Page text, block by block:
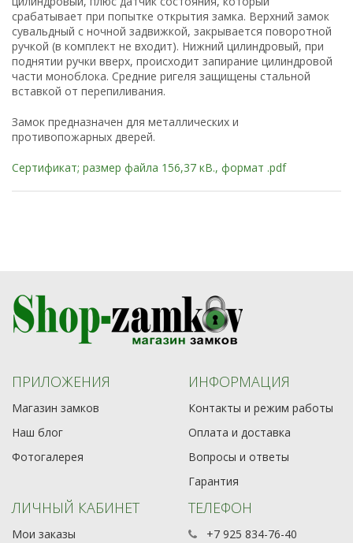
срабатывает при попытке открытия замка. Верхний замок
сувальдный с ночной задвижкой, закрывается поворотной
ручкой (в комплект не входит). Нижний цилиндровый, при
поднятии ручки вверх, происходит запирание цилиндровой
части моноблока. Средние ригеля защищены стальной
вставкой от перепиливания.
Замок предназначен для металлических и
противопожарных дверей.
Сертификат; размер файла 156,37 кB., формат .pdf
ПРИЛОЖЕНИЯ
Магазин замков
Наш блог
Фотогалерея
ИНФОРМАЦИЯ
Контакты и режим работы
Оплата и доставка
Вопросы и ответы
Гарантия
ЛИЧНЫЙ КАБИНЕТ
Мои заказы
ТЕЛЕФОН
+7 925 834-76-40